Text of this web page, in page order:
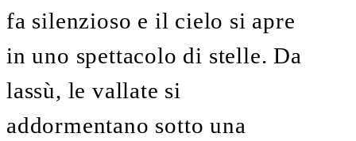
fa silenzioso e il cielo si apre
in uno spettacolo di stelle. Da
lassù, le vallate si
addormentano sotto una